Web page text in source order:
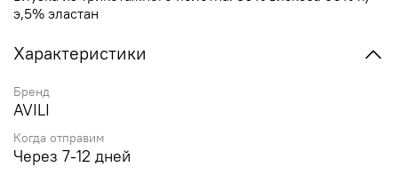
э,5% эластан
Характеристики
Бренд
AVILI
Когда отправим
Через 7-12 дней